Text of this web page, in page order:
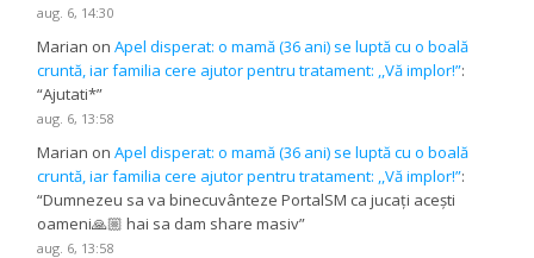
aug. 6, 14:30
Marian onApel disperat: o mamă (36 ani) se luptă cu o boală
cruntă, iar familia cere ajutor pentru tratament: ,,Vă implor!”:
“Ajutati*”
aug. 6, 13:58
Marian onApel disperat: o mamă (36 ani) se luptă cu o boală
cruntă, iar familia cere ajutor pentru tratament: ,,Vă implor!”:
“Dumnezeu sa va binecuvânteze PortalSM ca jucați acești
oameni🙏🏼 hai sa dam share masiv”
aug. 6, 13:58